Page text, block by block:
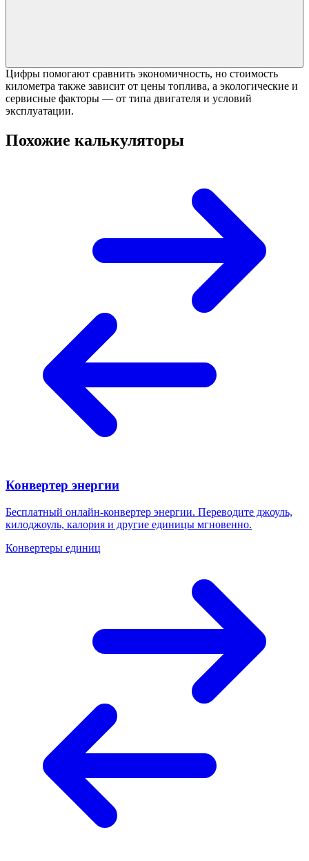
Цифры помогают сравнить экономичность, но стоимость
километра также зависит от цены топлива, а экологические и
сервисные факторы — от типа двигателя и условий
эксплуатации.
Похожие калькуляторы
Конвертер энергии
Бесплатный онлайн-конвертер энергии. Переводите джоуль,
килоджоуль, калория и другие единицы мгновенно.
Конвертеры единиц